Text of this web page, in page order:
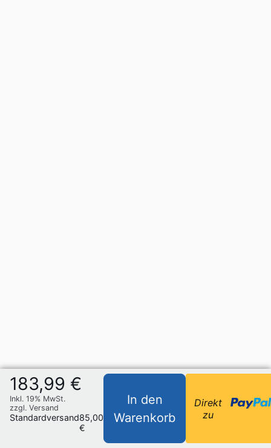
183,99 €
Inkl. 19% MwSt.
zzgl. Versand
Standardversand85,00
€
In den
Warenkorb
Direkt
zu